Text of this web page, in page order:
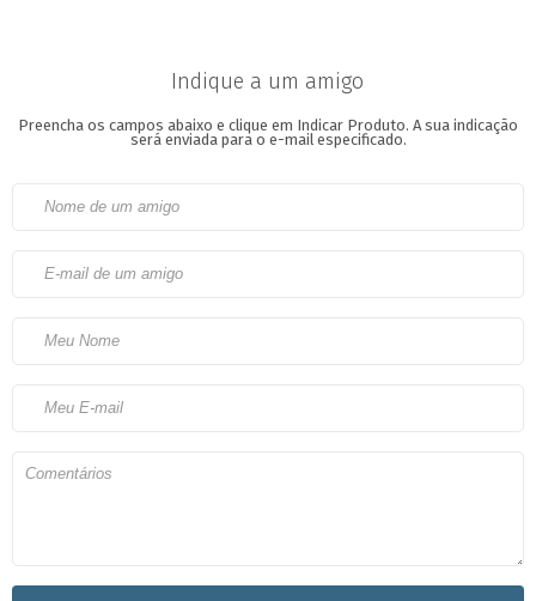
Indique a um amigo
Preencha os campos abaixo e clique em Indicar Produto. A sua indicação
será enviada para o e-mail especificado.